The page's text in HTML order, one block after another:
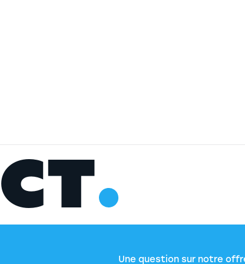
CT
Une question sur notre